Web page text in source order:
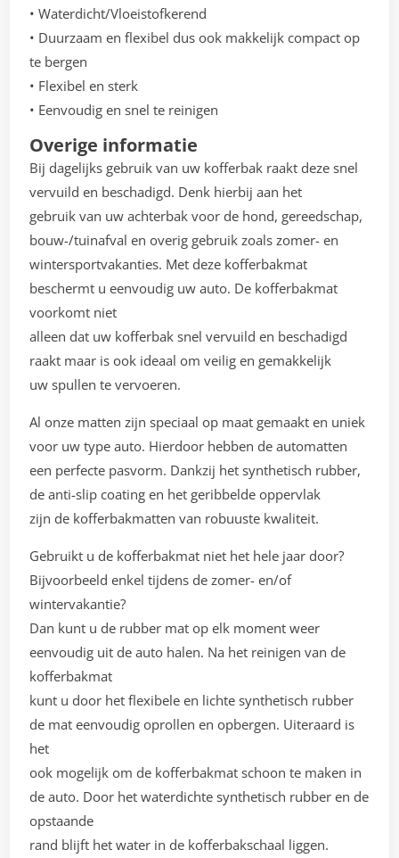
• Waterdicht/Vloeistofkerend
• Duurzaam en flexibel dus ook makkelijk compact op
te bergen
• Flexibel en sterk
• Eenvoudig en snel te reinigen
Overige informatie
Bij dagelijks gebruik van uw kofferbak raakt deze snel
vervuild en beschadigd. Denk hierbij aan het
gebruik van uw achterbak voor de hond, gereedschap,
bouw-/tuinafval en overig gebruik zoals zomer- en
wintersportvakanties. Met deze kofferbakmat
beschermt u eenvoudig uw auto. De kofferbakmat
voorkomt niet
alleen dat uw kofferbak snel vervuild en beschadigd
raakt maar is ook ideaal om veilig en gemakkelijk
uw spullen te vervoeren.
Al onze matten zijn speciaal op maat gemaakt en uniek
voor uw type auto. Hierdoor hebben de automatten
een perfecte pasvorm. Dankzij het synthetisch rubber,
de anti-slip coating en het geribbelde oppervlak
zijn de kofferbakmatten van robuuste kwaliteit.
Gebruikt u de kofferbakmat niet het hele jaar door?
Bijvoorbeeld enkel tijdens de zomer- en/of
wintervakantie?
Dan kunt u de rubber mat op elk moment weer
eenvoudig uit de auto halen. Na het reinigen van de
kofferbakmat
kunt u door het flexibele en lichte synthetisch rubber
de mat eenvoudig oprollen en opbergen. Uiteraard is
het
ook mogelijk om de kofferbakmat schoon te maken in
de auto. Door het waterdichte synthetisch rubber en de
opstaande
rand blijft het water in de kofferbakschaal liggen.